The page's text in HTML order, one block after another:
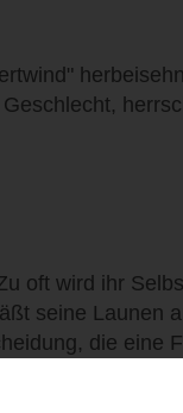
oft wird ihr
seine Launen
die eine
Sie muss
sind. Und so